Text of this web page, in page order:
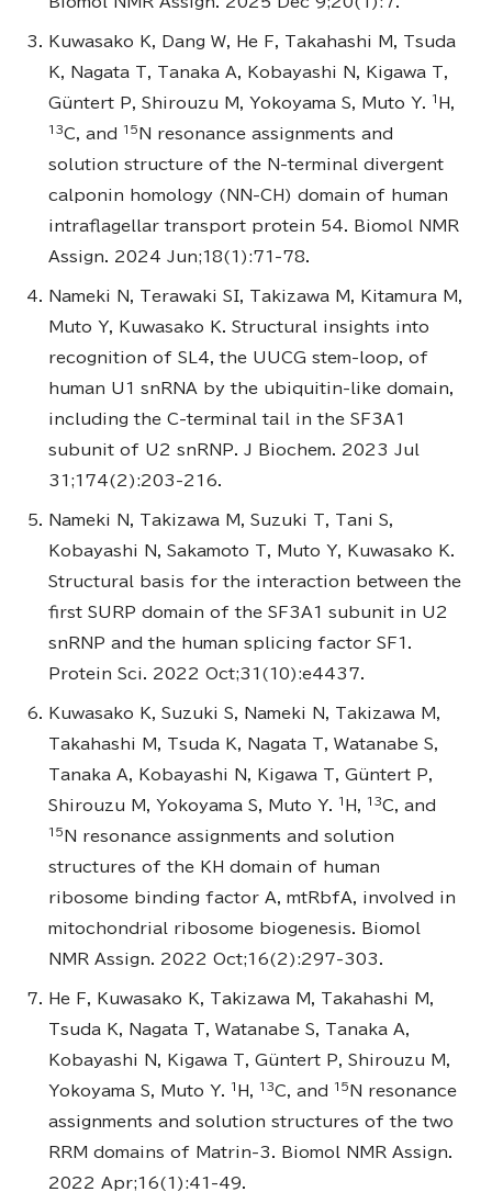
Kuwasako K, Dang W, He F, Takahashi M, Tsuda
K, Nagata T, Tanaka A, Kobayashi N, Kigawa T,
Güntert P, Shirouzu M, Yokoyama S, Muto Y.
1 H,
13C, and 15 N resonance assignments and
solution structure of the N-terminal divergent
calponin homology (NN-CH) domain of human
intraflagellar transport protein 54. Biomol NMR
Assign. 2024 Jun;18(1):71-78.
Nameki N, Terawaki SI, Takizawa M, Kitamura M,
Muto Y, Kuwasako K. Structural insights into
recognition of SL4, the UUCG stem-loop, of
human U1 snRNA by the ubiquitin-like domain,
including the C-terminal tail in the SF3A1
subunit of U2 snRNP. J Biochem. 2023 Jul
31;174(2):203-216.
Nameki N, Takizawa M, Suzuki T, Tani S,
Kobayashi N, Sakamoto T, Muto Y, Kuwasako K.
Structural basis for the interaction between the
first SURP domain of the SF3A1 subunit in U2
snRNP and the human splicing factor SF1.
Protein Sci. 2022 Oct;31(10):e4437.
Kuwasako K, Suzuki S, Nameki N, Takizawa M,
Takahashi M, Tsuda K, Nagata T, Watanabe S,
Tanaka A, Kobayashi N, Kigawa T, Güntert P,
Shirouzu M, Yokoyama S, Muto Y.
1 H, 13C, and
15 N resonance assignments and solution
structures of the KH domain of human
ribosome binding factor A, mtRbfA, involved in
mitochondrial ribosome biogenesis. Biomol
NMR Assign. 2022 Oct;16(2):297-303.
He F, Kuwasako K, Takizawa M, Takahashi M,
Tsuda K, Nagata T, Watanabe S, Tanaka A,
Kobayashi N, Kigawa T, Güntert P, Shirouzu M,
Yokoyama S, Muto Y.
1 H, 13C, and 15 N resonance
assignments and solution structures of the two
RRM domains of Matrin-3. Biomol NMR Assign.
2022 Apr;16(1):41-49.